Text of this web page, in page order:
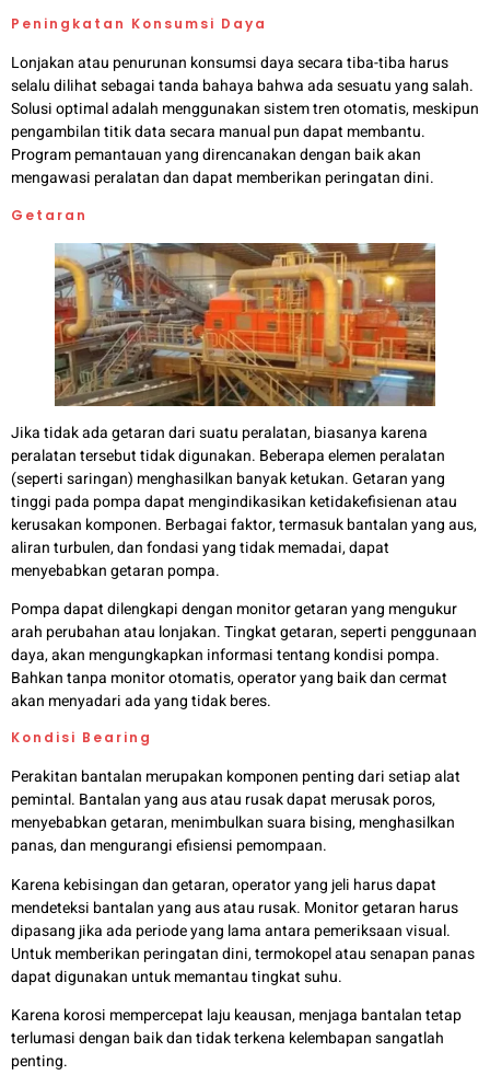
Peningkatan Konsumsi Daya
Lonjakan atau penurunan konsumsi daya secara tiba-tiba harus
selalu dilihat sebagai tanda bahaya bahwa ada sesuatu yang salah.
Solusi optimal adalah menggunakan sistem tren otomatis, meskipun
pengambilan titik data secara manual pun dapat membantu.
Program pemantauan yang direncanakan dengan baik akan
mengawasi peralatan dan dapat memberikan peringatan dini.
Getaran
Jika tidak ada getaran dari suatu peralatan, biasanya karena
peralatan tersebut tidak digunakan. Beberapa elemen peralatan
(seperti saringan) menghasilkan banyak ketukan. Getaran yang
tinggi pada pompa dapat mengindikasikan ketidakefisienan atau
kerusakan komponen. Berbagai faktor, termasuk bantalan yang aus,
aliran turbulen, dan fondasi yang tidak memadai, dapat
menyebabkan getaran pompa.
Pompa dapat dilengkapi dengan monitor getaran yang mengukur
arah perubahan atau lonjakan. Tingkat getaran, seperti penggunaan
daya, akan mengungkapkan informasi tentang kondisi pompa.
Bahkan tanpa monitor otomatis, operator yang baik dan cermat
akan menyadari ada yang tidak beres.
Kondisi Bearing
Perakitan bantalan merupakan komponen penting dari setiap alat
pemintal. Bantalan yang aus atau rusak dapat merusak poros,
menyebabkan getaran, menimbulkan suara bising, menghasilkan
panas, dan mengurangi efisiensi pemompaan.
Karena kebisingan dan getaran, operator yang jeli harus dapat
mendeteksi bantalan yang aus atau rusak. Monitor getaran harus
dipasang jika ada periode yang lama antara pemeriksaan visual.
Untuk memberikan peringatan dini, termokopel atau senapan panas
dapat digunakan untuk memantau tingkat suhu.
Karena korosi mempercepat laju keausan, menjaga bantalan tetap
terlumasi dengan baik dan tidak terkena kelembapan sangatlah
penting.